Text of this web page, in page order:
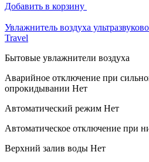
Добавить в корзину
Увлажнитель воздуха
Travel
Бытовые увлажнители воздуха
Аварийное отключение при
опрокидывании Нет
Автоматический режим Нет
Автоматическое отключение при
Верхний залив воды Нет